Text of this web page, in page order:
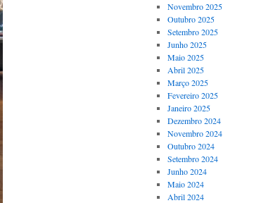
Novembro 2025
Outubro 2025
Setembro 2025
Junho 2025
Maio 2025
Abril 2025
Março 2025
Fevereiro 2025
Janeiro 2025
Dezembro 2024
Novembro 2024
Outubro 2024
Setembro 2024
Junho 2024
Maio 2024
Abril 2024